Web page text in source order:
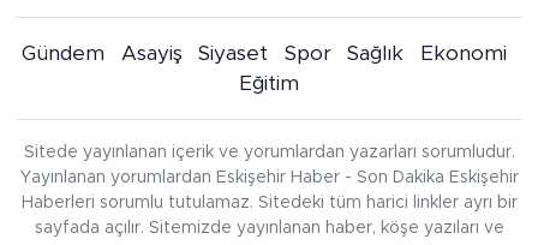
Gündem Asayiş Siyaset Spor Sağlık
Ekonomi
Eğitim
Sitede yayınlanan içerik ve yorumlardan yazarları sorumludur.
Yayınlanan yorumlardan Eskişehir Haber - Son Dakika Eskişehir
Haberleri sorumlu tutulamaz. Sitedeki tüm harici linkler ayrı bir
sayfada açılır. Sitemizde yayınlanan haber, köşe yazıları ve